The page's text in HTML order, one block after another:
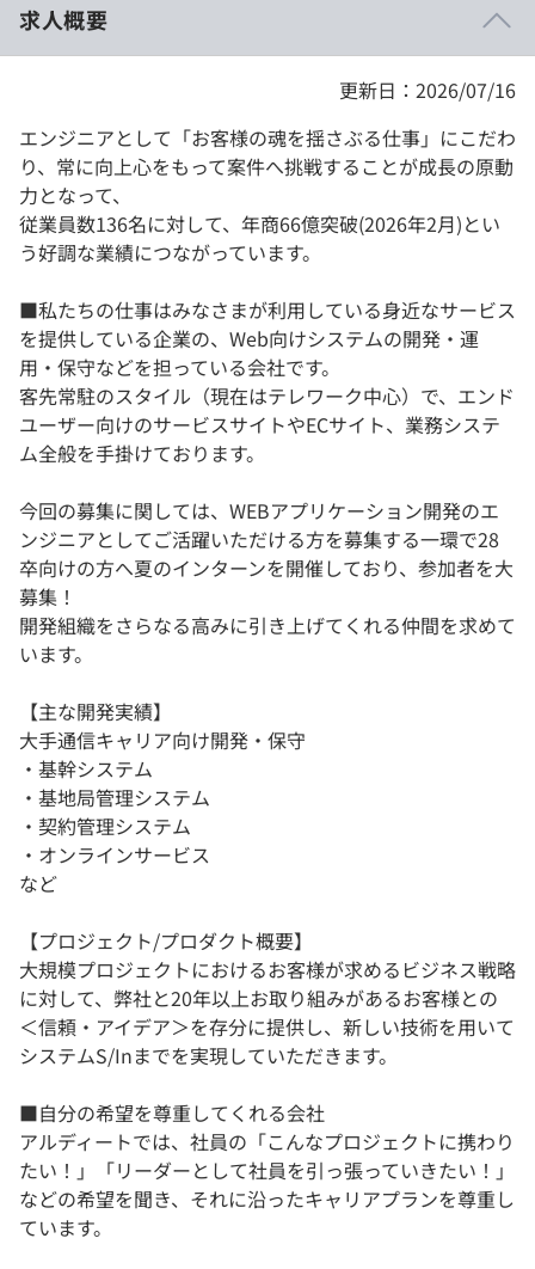
求人概要
更新日：2026/07/16
エンジニアとして「お客様の魂を揺さぶる仕事」にこだわ
り、常に向上心をもって案件へ挑戦することが成長の原動
力となって、
従業員数136名に対して、年商66億突破(2026年2月)とい
う好調な業績につながっています。
■私たちの仕事はみなさまが利用している身近なサービス
を提供している企業の、Web向けシステムの開発・運
用・保守などを担っている会社です。
客先常駐のスタイル（現在はテレワーク中心）で、エンド
ユーザー向けのサービスサイトやECサイト、業務システ
ム全般を手掛けております。
今回の募集に関しては、WEBアプリケーション開発のエ
ンジニアとしてご活躍いただける方を募集する一環で28
卒向けの方へ夏のインターンを開催しており、参加者を大
募集！
開発組織をさらなる高みに引き上げてくれる仲間を求めて
います。
【主な開発実績】
大手通信キャリア向け開発・保守
・基幹システム
・基地局管理システム
・契約管理システム
・オンラインサービス
など
【プロジェクト/プロダクト概要】
大規模プロジェクトにおけるお客様が求めるビジネス戦略
に対して、弊社と20年以上お取り組みがあるお客様との
＜信頼・アイデア＞を存分に提供し、新しい技術を用いて
システムS/Inまでを実現していただきます。
■自分の希望を尊重してくれる会社
アルディートでは、社員の「こんなプロジェクトに携わり
たい！」「リーダーとして社員を引っ張っていきたい！」
などの希望を聞き、それに沿ったキャリアプランを尊重し
ています。